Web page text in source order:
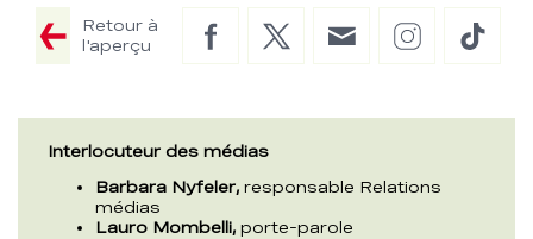
Interlocuteur des médias
Barbara Nyfeler, responsable Relations
médias
Lauro Mombelli, porte-parole
Retour à
l'aperçu
FacebookTwitter
E-
Instagram